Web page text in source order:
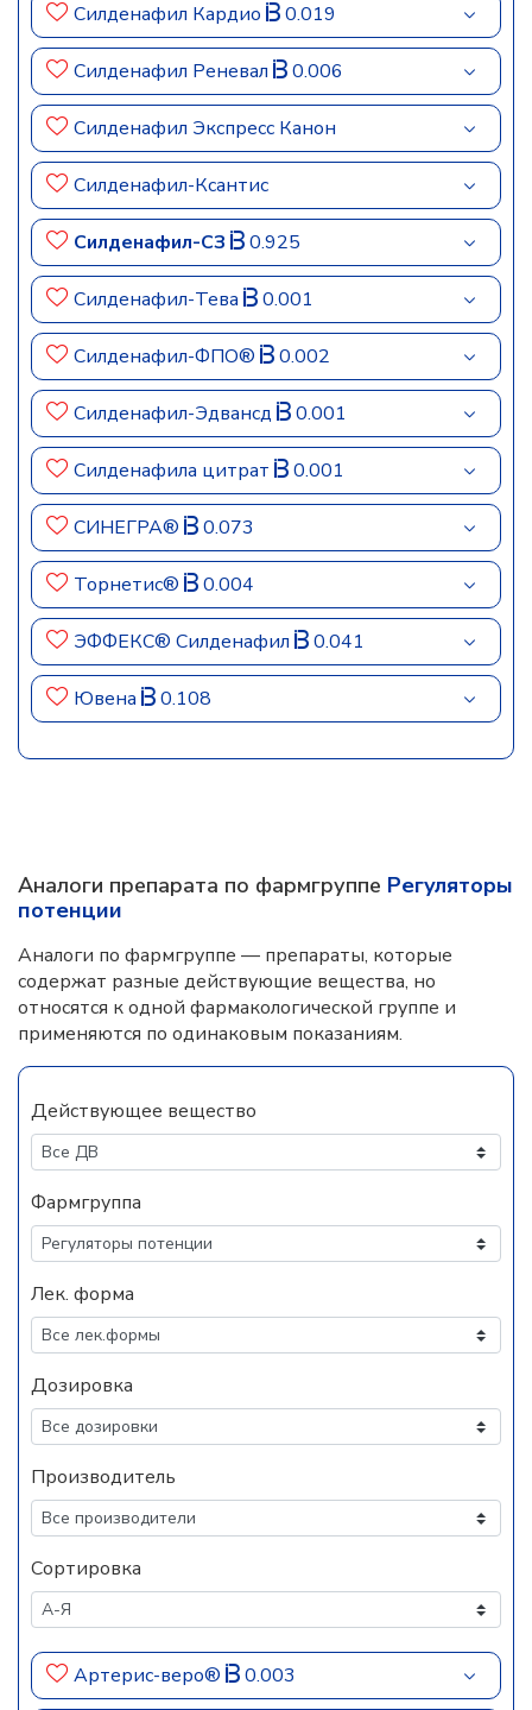
Силденафил Кардио 0.019
Силденафил Реневал 0.006
Силденафил Экспресс Канон
Силденафил-Ксантис
Силденафил-СЗ 0.925
Силденафил-Тева 0.001
Силденафил-ФПО® 0.002
Силденафил-Эдвансд 0.001
Силденафила цитрат 0.001
СИНЕГРА® 0.073
Торнетис® 0.004
ЭФФЕКС® Силденафил 0.041
Ювена 0.108
Аналоги препарата по фармгруппе Регуляторы
потенции
Аналоги по фармгруппе — препараты, которые
содержат разные действующие вещества, но
относятся к одной фармакологической группе и
применяются по одинаковым показаниям.
Действующее вещество
Фармгруппа
Лек. форма
Дозировка
Производитель
Сортировка
Артерис-веро® 0.003